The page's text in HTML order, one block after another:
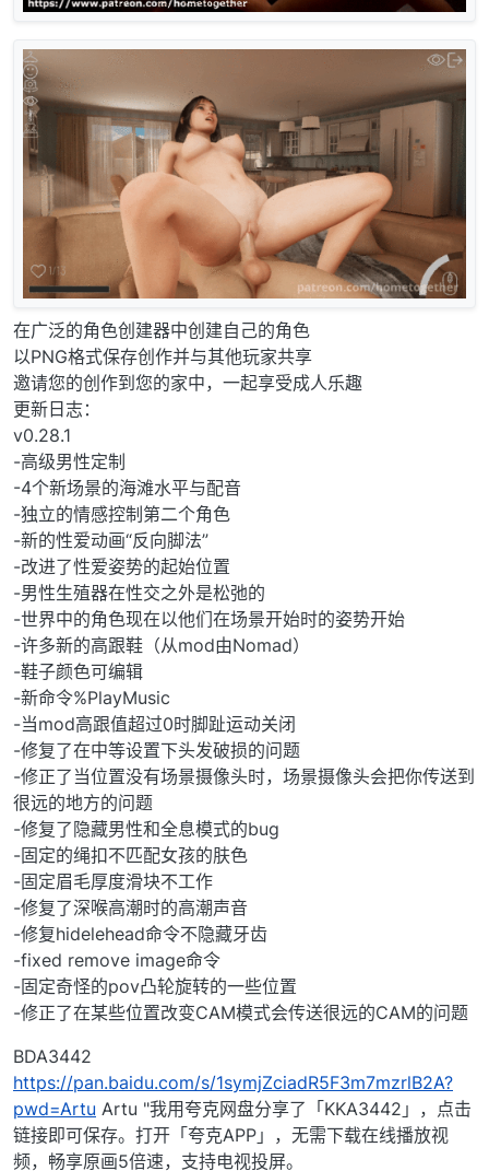
在广泛的角色创建器中创建自己的角色
以PNG格式保存创作并与其他玩家共享
邀请您的创作到您的家中，一起享受成人乐趣
更新日志：
v0.28.1
-高级男性定制
-4个新场景的海滩水平与配音
-独立的情感控制第二个角色
-新的性爱动画“反向脚法”
-改进了性爱姿势的起始位置
-男性生殖器在性交之外是松弛的
-世界中的角色现在以他们在场景开始时的姿势开始
-许多新的高跟鞋（从mod由Nomad）
-鞋子颜色可编辑
-新命令%PlayMusic
-当mod高跟值超过0时脚趾运动关闭
-修复了在中等设置下头发破损的问题
-修正了当位置没有场景摄像头时，场景摄像头会把你传送到
很远的地方的问题
-修复了隐藏男性和全息模式的bug
-固定的绳扣不匹配女孩的肤色
-固定眉毛厚度滑块不工作
-修复了深喉高潮时的高潮声音
-修复hidelehead命令不隐藏牙齿
-fixed remove image命令
-固定奇怪的pov凸轮旋转的一些位置
-修正了在某些位置改变CAM模式会传送很远的CAM的问题
BDA3442
https://pan.baidu.com/s/1symjZciadR5F3m7mzrlB2A?
pwd=Artu Artu "我用夸克网盘分享了「KKA3442」，点击
链接即可保存。打开「夸克APP」，无需下载在线播放视
频，畅享原画5倍速，支持电视投屏。